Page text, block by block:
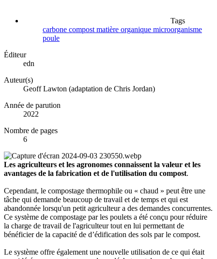
Tags
carbone compost matière organique microorganisme
poule
Éditeur
edn
Auteur(s)
Geoff Lawton (adaptation de Chris Jordan)
Année de parution
2022
Nombre de pages
6
Les agriculteurs et les agronomes connaissent la valeur et les
avantages de la fabrication et de l'utilisation du compost.
Cependant, le compostage thermophile ou « chaud » peut être une
tâche qui demande beaucoup de travail et de temps et qui est
abandonnée lorsqu'un petit agriculteur a des demandes concurrentes.
Ce système de compostage par les poulets a été conçu pour réduire
la charge de travail de l'agriculteur tout en lui permettant de
bénéficier de la capacité de d’édification des sols par le compost.
Le système offre également une nouvelle utilisation de ce qui était